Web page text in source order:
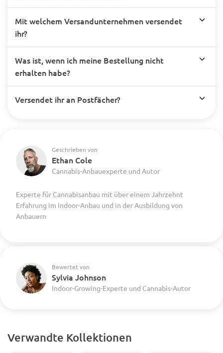
Mit welchem Versandunternehmen versendet
ihr?
Was ist, wenn ich meine Bestellung nicht
erhalten habe?
Versendet ihr an Postfächer?
Geschrieben von
Ethan Cole
Cannabis-Anbauexperte und Autor
Experte für Cannabisanbau mit über einem Jahrzehnt
Erfahrung im Indoor-Anbau und in der Ausbildung von
Anbauern
Bewertet von
Sylvia Johnson
Indoor-Growing-Experte und Cannabis-Autor
Verwandte Kollektionen